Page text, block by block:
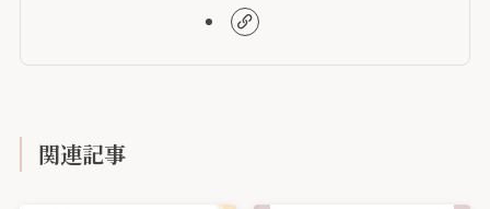
関連記事